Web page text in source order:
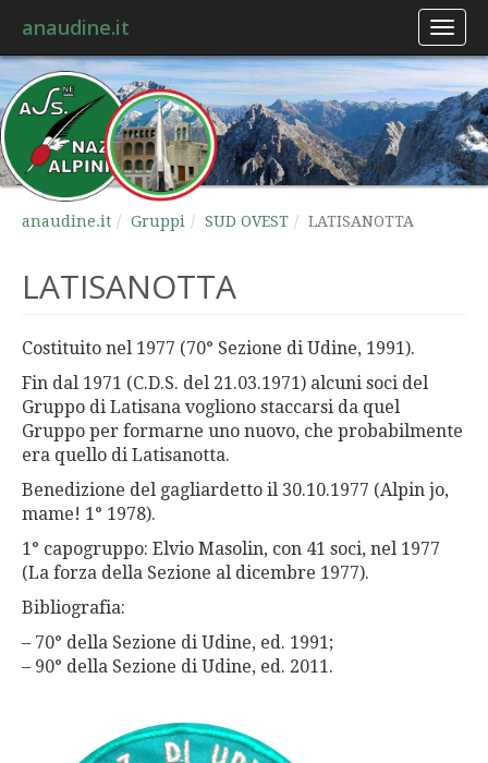
anaudine.it
anaudine.it Gruppi SUD OVEST LATISANOTTA
LATISANOTTA
Costituito nel 1977 (70° Sezione di Udine, 1991).
Fin dal 1971 (C.D.S. del 21.03.1971) alcuni soci del
Gruppo di Latisana vogliono staccarsi da quel
Gruppo per formarne uno nuovo, che probabilmente
era quello di Latisanotta.
Benedizione del gagliardetto il 30.10.1977 (Alpin jo,
mame! 1° 1978).
1° capogruppo: Elvio Masolin, con 41 soci, nel 1977
(La forza della Sezione al dicembre 1977).
Bibliografia:
– 70° della Sezione di Udine, ed. 1991;
– 90° della Sezione di Udine, ed. 2011.